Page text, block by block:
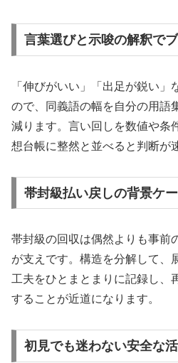
言葉選びと示唆の解釈で
「伸びがいい」「出足が鋭い
ので、同義語の幅を自分の用語
減ります。言い回しを数値や条
想台帳に整然と並べると判断が
帯封級払い戻しの背景ケ
帯封級の回収は偶然よりも事前
が支えです。構造を分解して、
工夫をひとまとまりに記録し、
することが近道になります。
初見でも迷わない安全な